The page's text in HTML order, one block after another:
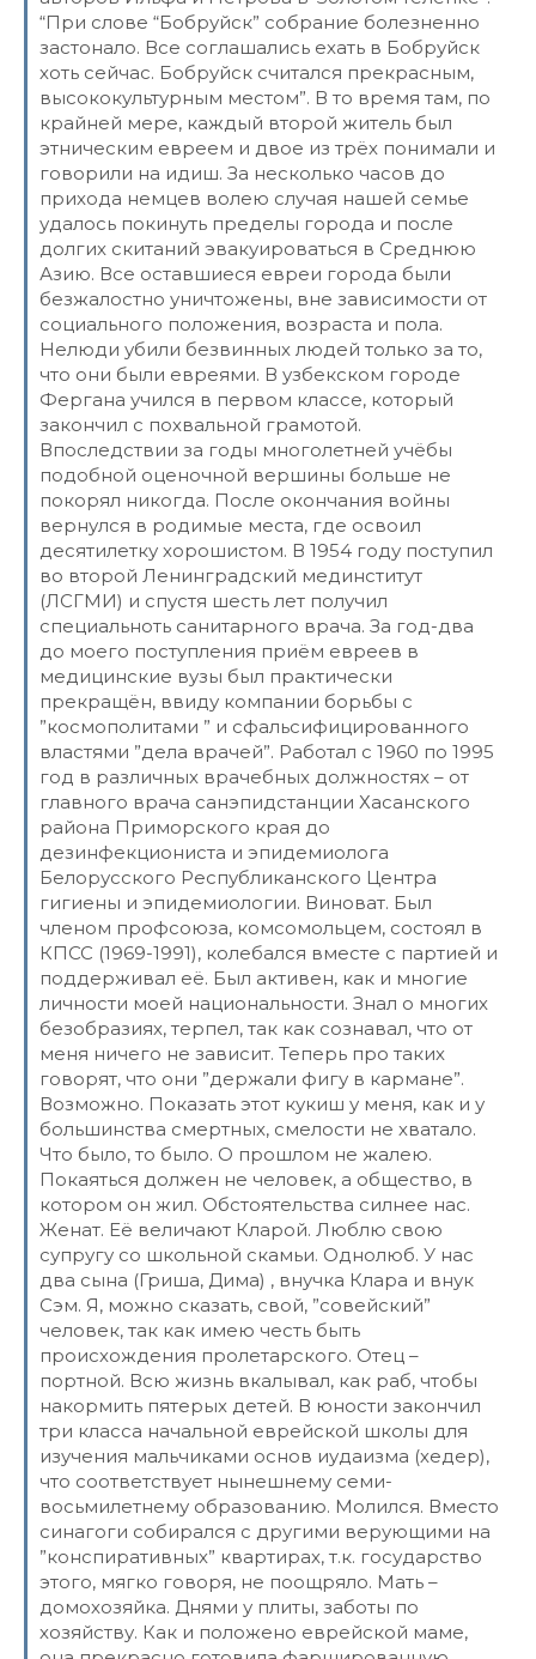
“При слове “Бобруйск” собрание болезненно
застонало. Все соглашались ехать в Бобруйск
хоть сейчас. Бобруйск считался прекрасным,
высококультурным местом”. В то время там, по
крайней мере, каждый второй житель был
этническим евреем и двое из трёх понимали и
говорили на идиш. За несколько часов до
прихода немцев волею случая нашей семье
удалось покинуть пределы города и после
долгих скитаний эвакуироваться в Среднюю
Азию. Все оставшиеся евреи города были
безжалостно уничтожены, вне зависимости от
социального положения, возраста и пола.
Нелюди убили безвинных людей только за то,
что они были евреями. В узбекском городе
Фергана учился в первом классе, который
закончил с похвальной грамотой.
Впоследствии за годы многолетней учёбы
подобной оценочной вершины больше не
покорял никогда. После окончания войны
вернулся в родимые места, где освоил
десятилетку хорошистом. В 1954 году поступил
во второй Ленинградский мединститут
(ЛСГМИ) и спустя шесть лет получил
специальноть санитарного врача. За год-два
до моего поступления приём евреев в
медицинские вузы был практически
прекращён, ввиду компании борьбы с
”космополитами ” и сфальсифицированного
властями ”дела врачей”. Работал с 1960 по 1995
год в различных врачебных должностях – от
главного врача санэпидстанции Хасанского
района Приморского края до
дезинфекциониста и эпидемиолога
Белорусского Республиканского Центра
гигиены и эпидемиологии. Виноват. Был
членом профсоюза, комсомольцем, состоял в
КПСС (1969-1991), колебался вместе с партией и
поддерживал её. Был активен, как и многие
личности моей национальности. Знал о многих
безобразиях, терпел, так как сознавал, что от
меня ничего не зависит. Теперь про таких
говорят, что они ”держали фигу в кармане”.
Возможно. Показать этот кукиш у меня, как и у
большинства смертных, смелости не хватало.
Что было, то было. О прошлом не жалею.
Покаяться должен не человек, а общество, в
котором он жил. Обстоятельства силнее нас.
Женат. Её величают Кларой. Люблю свою
супругу со школьной скамьи. Однолюб. У нас
два сына (Гриша, Дима) , внучка Клара и внук
Сэм. Я, можно сказать, свой, ”совейский”
человек, так как имею честь быть
происхождения пролетарского. Отец –
портной. Всю жизнь вкалывал, как раб, чтобы
накормить пятерых детей. В юности закончил
три класса начальной еврейской школы для
изучения мальчиками основ иудаизма (хедер),
что соответствует нынешнему семи-
восьмилетнему образованию. Молился. Вместо
синагоги собирался с другими верующими на
”конспиративных” квартирах, т.к. государство
этого, мягко говоря, не поощряло. Мать –
домохозяйка. Днями у плиты, заботы по
хозяйству. Как и положено еврейской маме,